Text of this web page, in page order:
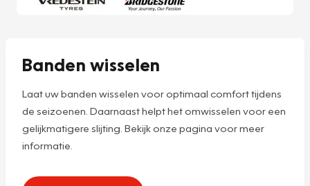
Banden wisselen
Laat uw banden wisselen voor optimaal comfort tijdens
de seizoenen. Daarnaast helpt het omwisselen voor een
gelijkmatigere slijting. Bekijk onze pagina voor meer
informatie.